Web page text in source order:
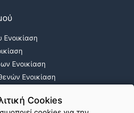
Cookies
Ενοικίαση
Ενοικίαση